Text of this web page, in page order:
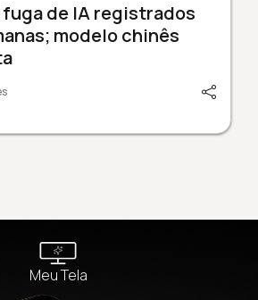
fuga de IA registrados
modelo chinês
Meu Tela